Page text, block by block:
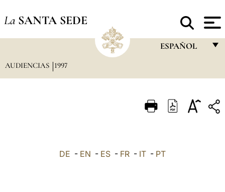
La SANTA SEDE
ESPAÑOL
ITALIANO
AUDIENCIAS 1997
DE - EN - ES - FR - IT - PT